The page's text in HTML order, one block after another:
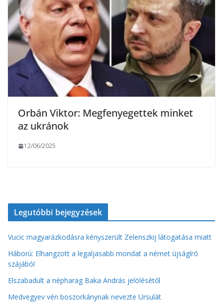
Orbán Viktor: Megfenyegettek minket
az ukránok
12/06/2025
Legutóbbi bejegyzések
Vucic magyarázkodásra kényszerült Zelenszkij látogatása miatt
Háború: Elhangzott a legaljasabb mondat a német újságíró
szájából
Elszabadult a népharag Baka András jelölésétől
Medvegyev vén boszorkánynak nevezte Ursulát